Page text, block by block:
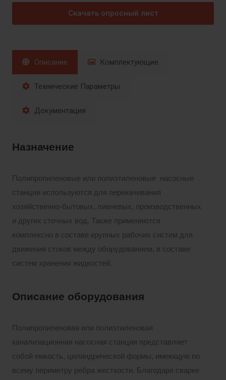
Скачать опросный лист
Описание Комплектующие
Технические Параметры
Документация
Назначение
Полипропиленовые или полиэтиленовые насосные
станции используются для перекачивания
хозяйственно-бытовых, ливневых, производственных
и других сточных вод. Также применяются
комплексно в составе крупных рабочих систем для
движения стоков между оборудованием, в составе
систем хранения жидкостей.
Описание оборудования
Полипропиленовая или полиэтиленовая
канализационная насосная станция представляет
собой емкость, цилиндрической формы, имеющую по
всему периметру ребра жесткости. Благодаря сварке